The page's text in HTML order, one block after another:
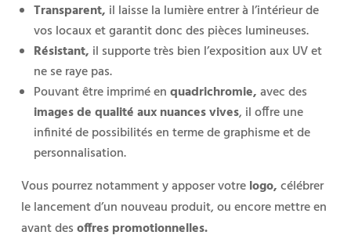
Transparent, il laisse la lumière entrer à l’intérieur de
vos locaux et garantit donc des pièces lumineuses.
Résistant, il supporte très bien l’exposition aux UV et
ne se raye pas.
Pouvant être imprimé enquadrichromie,avec des
images de qualité aux nuances vives, il offre une
infinité de possibilités en terme de graphisme et de
personnalisation.
Vous pourrez notamment y apposer votrelogo,célébrer
le lancement d’un nouveau produit, ou encore mettre en
avant desoffres promotionnelles.